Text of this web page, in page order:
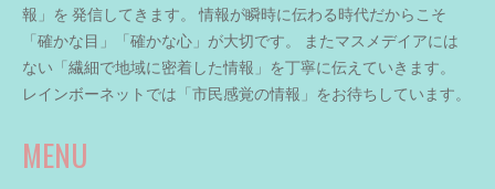
報」を 発信してきます。 情報が瞬時に伝わる時代だからこそ
「確かな目」「確かな心」が大切です。 またマスメデイアには
ない「繊細で地域に密着した情報」を丁寧に伝えていきます。
レインボーネットでは「市民感覚の情報」をお待ちしています。
MENU